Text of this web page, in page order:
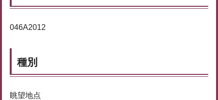
046A2012
種別
眺望地点